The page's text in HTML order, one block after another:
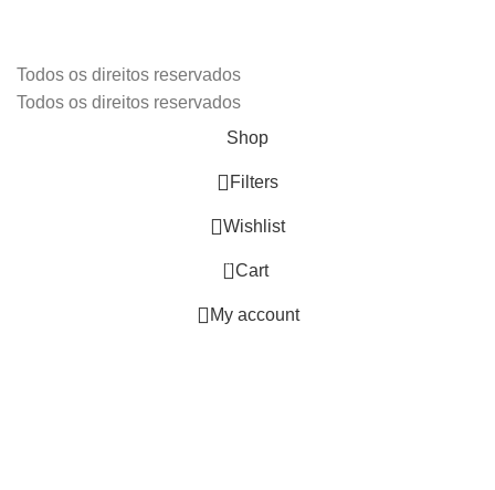
Todos os direitos reservados
Todos os direitos reservados
Shop
Filters
Wishlist
0 Cart
My account